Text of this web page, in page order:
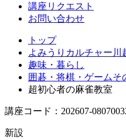
講座リクエスト
お問い合わせ
トップ
よみうりカルチャー川
趣味・暮らし
囲碁・将棋・ゲームそ
超初心者の麻雀教室
講座コード：202607-
新設